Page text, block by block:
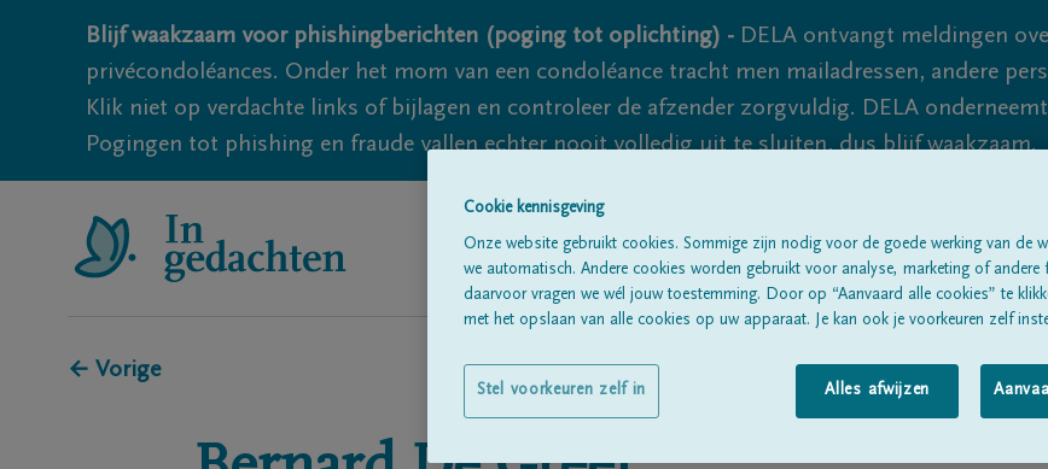
Blijf waakzaam voor phishingberichten (poging tot oplichting) - DELA ontvangt meldingen
privécondoléances. Onder het mom van een condoléance tracht men mailadressen, andere
Klik niet op verdachte links of bijlagen en controleer de afzender zorgvuldig. DELA
Pogingen tot phishing en fraude vallen echter nooit volledig uit te sluiten, dus blijf waakzaam.
Alle rouwberichtenOver
← Vorige
Cookie kennisgeving
Onze website gebruikt cookies. Sommige zijn nodig voor de goede werking van de
we automatisch. Andere cookies worden gebruikt voor analyse, marketing of andere
daarvoor vragen we wél jouw toestemming. Door op “Aanvaard alle cookies” te
met het opslaan van alle cookies op uw apparaat. Je kan ook je voorkeuren zelf
Alles afwijzen
Stel voorkeuren zelf in